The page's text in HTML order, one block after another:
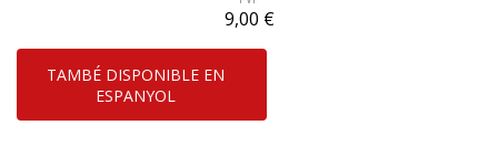
9,00 €
TAMBÉ DISPONIBLE EN
ESPANYOL